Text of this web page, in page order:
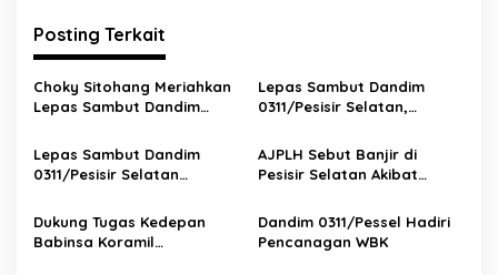
a
s
i
o
Posting Terkait
Choky Sitohang Meriahkan
Lepas Sambut Dandim
Mandeh dan Dukung
Pariwisata Pesisir Selatan
Lepas Sambut Dandim
0311/Pesisir Selatan,
Luar Biasa, Selamat
Datang Letkol Yudi
Lepas Sambut Dandim
0311/Pesisir Selatan
Letkol Inf Yudi Eka Pratama
Resmi Pimpin Kodim
AJPLH Sebut Banjir di
Pesisir Selatan Akibat
Lemahnya Penegakan
Hukum
Dukung Tugas Kedepan
Babinsa Koramil
Dandim 0311/Pessel Hadiri
Pencanagan WBK